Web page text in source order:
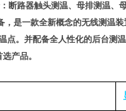
断路器触头测温、母排测温、
，是一款全新概念的无线测温
点。并配备全人性化的后台测
产品。